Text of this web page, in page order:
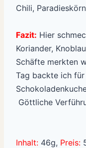
Chili,
Fazit: Hier
Koriander,
Schäfte merkten
Tag backte ich
Göttliche
Inhalt: 46g, Preis: